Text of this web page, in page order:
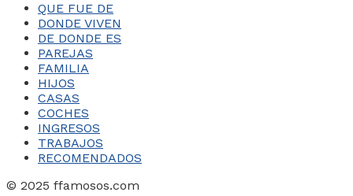
QUE FUE DE
DONDE VIVEN
DE DONDE ES
PAREJAS
FAMILIA
HIJOS
CASAS
COCHES
INGRESOS
TRABAJOS
RECOMENDADOS
© 2025 ffamosos.com